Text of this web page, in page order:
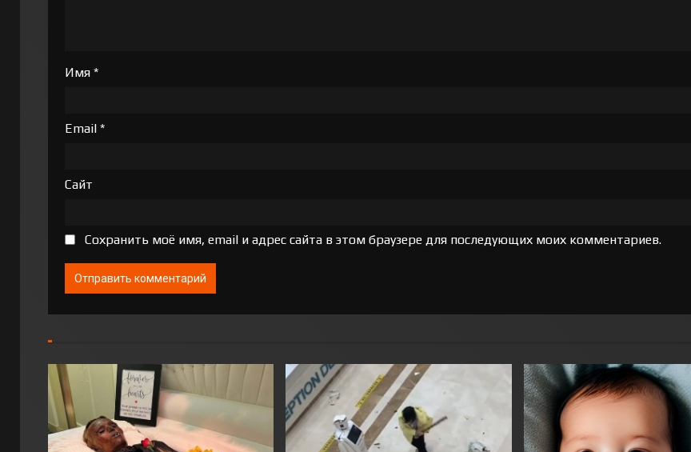
Имя *
Email *
Сайт
Сохранить моё имя, email и адрес сайта в этом браузере для последующих моих комментариев.